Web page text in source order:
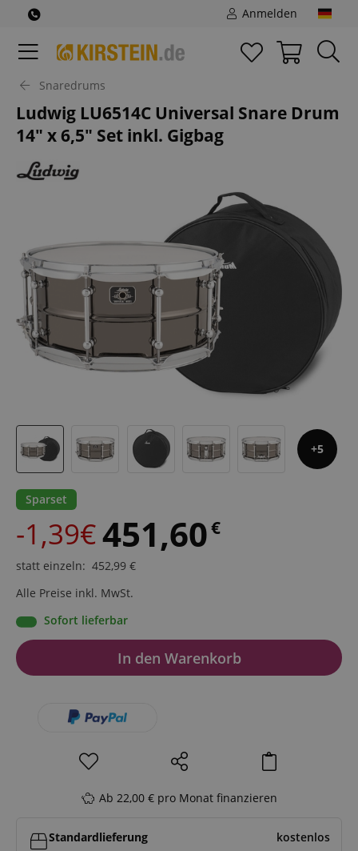
Anmelden
Snaredrums
Ludwig LU6514C Universal Snare Drum
14" x 6,5" Set inkl. Gigbag
5
Sparset
-1,39€451,60€
statt einzeln: 452,99 €
Alle Preise inkl. MwSt.
Sofort lieferbar
In den Warenkorb
Ab 22,00 € pro Monat finanzieren
Standardlieferung
kostenlos